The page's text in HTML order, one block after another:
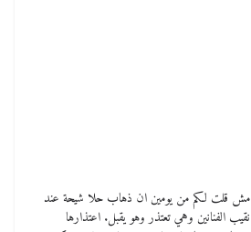
مش قلت لكم من يومين ان ذهاب حلا شيحة عند
نقيب الفنانين وهي تعتذر وهو يقبل. اعتذارها